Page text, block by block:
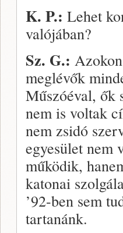
K. P.: Lehet
valójában?
Sz. G.:
meglévők
Műszóéval, ők
nem is voltak
nem zsidó
egyesület nem
működik,
katonai
’92-ben sem
tartanánk.